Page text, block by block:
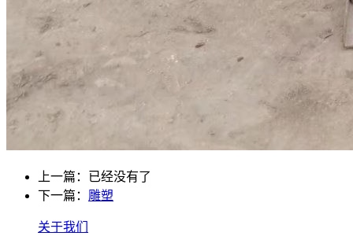
上一篇：已经没有了
下一篇： 雕塑
关于我们